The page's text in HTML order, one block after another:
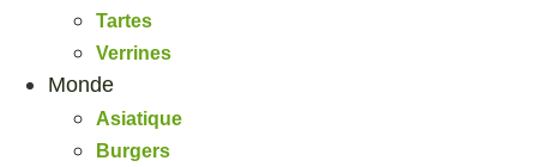
Tartes
Verrines
Monde
Asiatique
Burgers